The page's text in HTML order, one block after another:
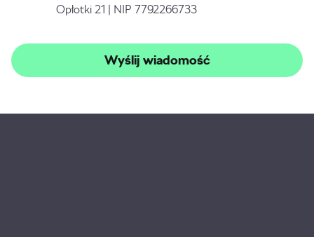
Opłotki 21 | NIP 7792266733